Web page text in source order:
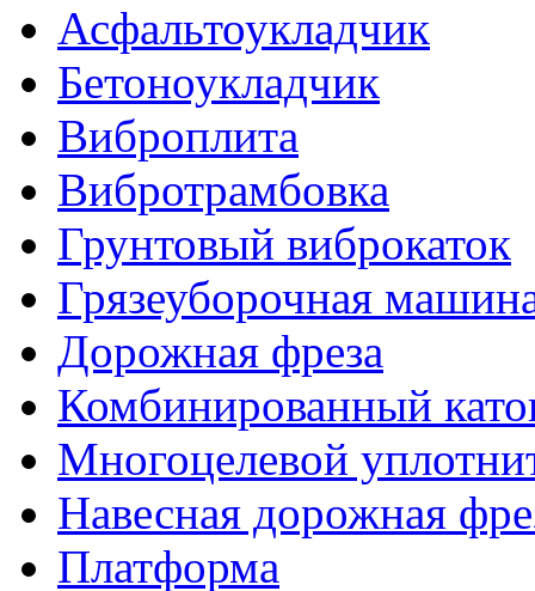
Асфальтоукладчик
Бетоноукладчик
Виброплита
Вибротрамбовка
Грунтовый виброкаток
Грязеуборочная
Дорожная фреза
Комбинированный
Многоцелевой
Навесная дорожная
Платформа